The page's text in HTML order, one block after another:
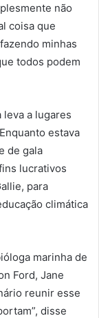
não
coisa que
minhas
todos podem
leva a lugares
estava
de gala
lucrativos
para
climática
marinha de
Ford, Jane
reunir esse
disse